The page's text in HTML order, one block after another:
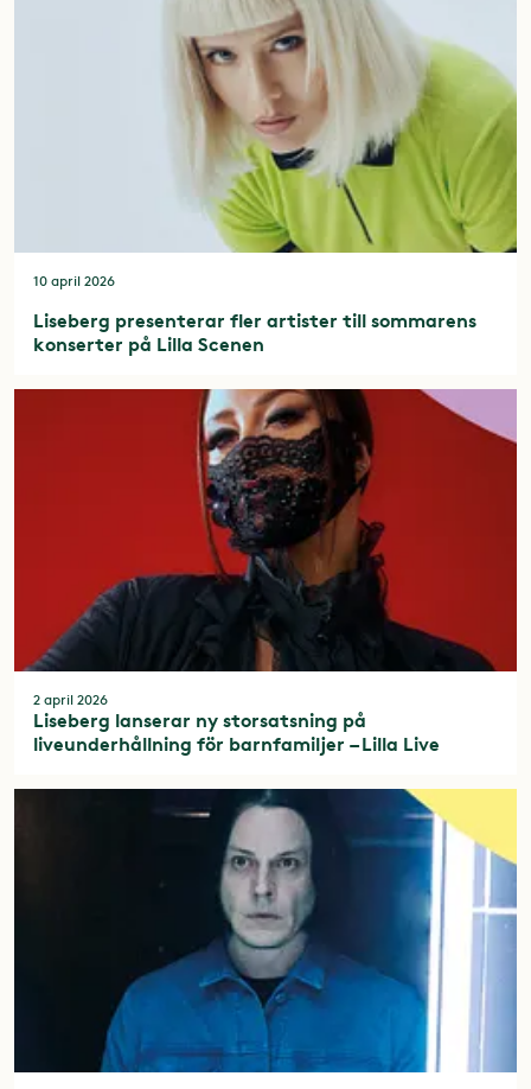
10 april 2026
Liseberg presenterar fler artister till sommarens
konserter på Lilla Scenen
2 april 2026
Liseberg lanserar ny storsatsning på
liveunderhållning för barnfamiljer – Lilla Live